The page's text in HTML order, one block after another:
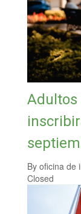
Adultos
By oficina de
Closed